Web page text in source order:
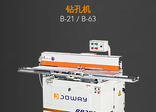
钻孔机
B-21 / B-63